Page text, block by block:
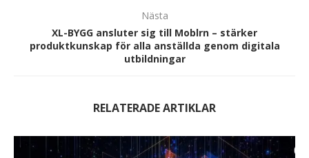
Nästa
XL-BYGG ansluter sig till Moblrn – stärker
produktkunskap för alla anställda genom digitala
utbildningar
RELATERADE ARTIKLAR